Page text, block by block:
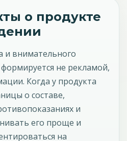
о продукте
и внимательного
не рекламой,
Когда у продукта
о составе,
и
его проще и
на